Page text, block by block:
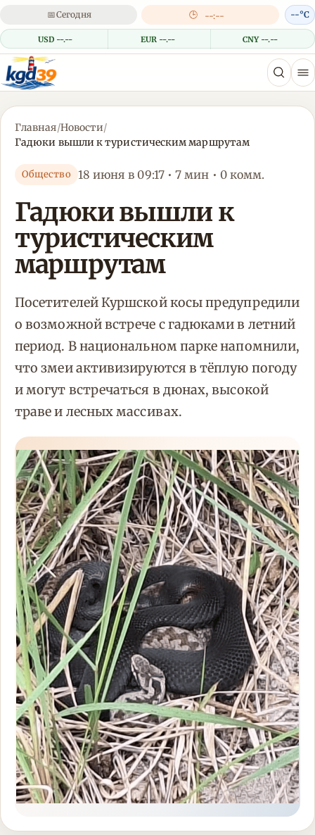
📅Сегодня 🕒 --:--
USD --.-- EUR --.-- CNY --.--
--°C
Главная/Новости/
Гадюки вышли к туристическим маршрутам
Общество 18 июня в 09:17 • 7 мин • 0 комм.
Гадюки вышли к
туристическим
маршрутам
Посетителей Куршской косы предупредили
о возможной встрече с гадюками в летний
период. В национальном парке напомнили,
что змеи активизируются в тёплую погоду
и могут встречаться в дюнах, высокой
траве и лесных массивах.